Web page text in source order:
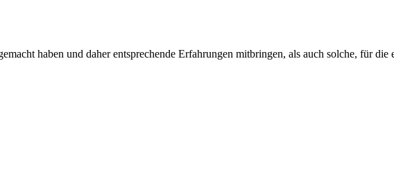
haben und daher entsprechende Erfahrungen mitbringen, als auch solche, für die